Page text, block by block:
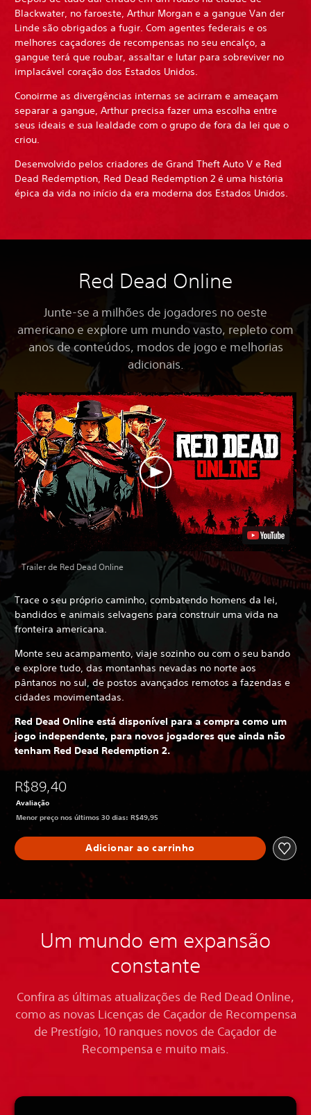
Blackwater, no faroeste, Arthur Morgan e a gangue Van der
Linde são obrigados a fugir. Com agentes federais e os
melhores caçadores de recompensas no seu encalço, a
gangue terá que roubar, assaltar e lutar para sobreviver no
implacável coração dos Estados Unidos.
Conoirme as divergências internas se acirram e ameaçam
separar a gangue, Arthur precisa fazer uma escolha entre
seus ideais e sua lealdade com o grupo de fora da lei que o
criou.
Desenvolvido pelos criadores de Grand Theft Auto V e Red
Dead Redemption, Red Dead Redemption 2 é uma história
épica da vida no início da era moderna dos Estados Unidos.
Red Dead Online
Junte-se a milhões de jogadores no oeste
americano e explore um mundo vasto, repleto com
anos de conteúdos, modos de jogo e melhorias
adicionais.
Trailer de Red Dead Online
Trace o seu próprio caminho, combatendo homens da lei,
bandidos e animais selvagens para construir uma vida na
fronteira americana.
Monte seu acampamento, viaje sozinho ou com o seu bando
e explore tudo, das montanhas nevadas no norte aos
pântanos no sul, de postos avançados remotos a fazendas e
cidades movimentadas.
Red Dead Online está disponível para a compra como um
jogo independente, para novos jogadores que ainda não
tenham Red Dead Redemption 2.
R$89,40
Avaliação
Menor preço nos últimos 30 dias: R$49,95
Adicionar ao carrinho
Um mundo em expansão
constante
Confira as últimas atualizações de Red Dead Online,
como as novas Licenças de Caçador de Recompensa
de Prestígio, 10 ranques novos de Caçador de
Recompensa e muito mais.